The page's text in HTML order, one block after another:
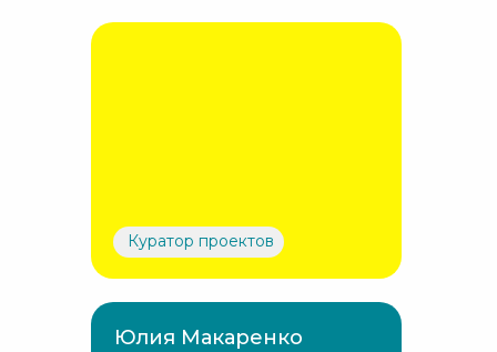
Куратор проектов
Юлия Макаренко